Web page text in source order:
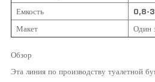
Емкость
0,8-
Макет
Один
Обзор
Эта линия по производству туалетной